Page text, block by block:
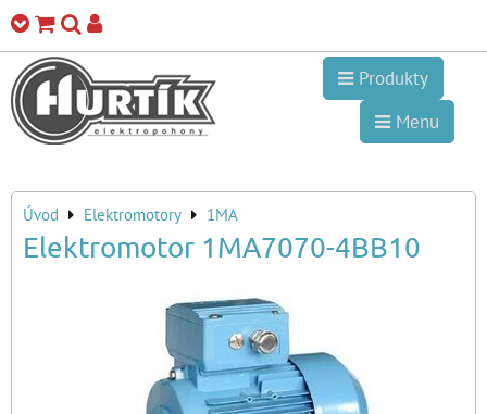
Produkty
Menu
Úvod Elektromotory 1MA
Elektromotor 1MA7070-4BB10